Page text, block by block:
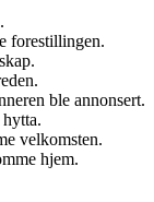
forestillingen.
ble annonsert.
velkomsten.
hjem.